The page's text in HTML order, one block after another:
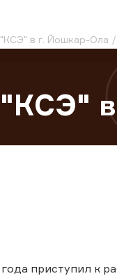
в г. Йошкар-Ола
приступил к